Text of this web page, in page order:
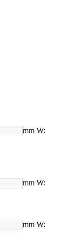
mm W:
mm W:
mm W: